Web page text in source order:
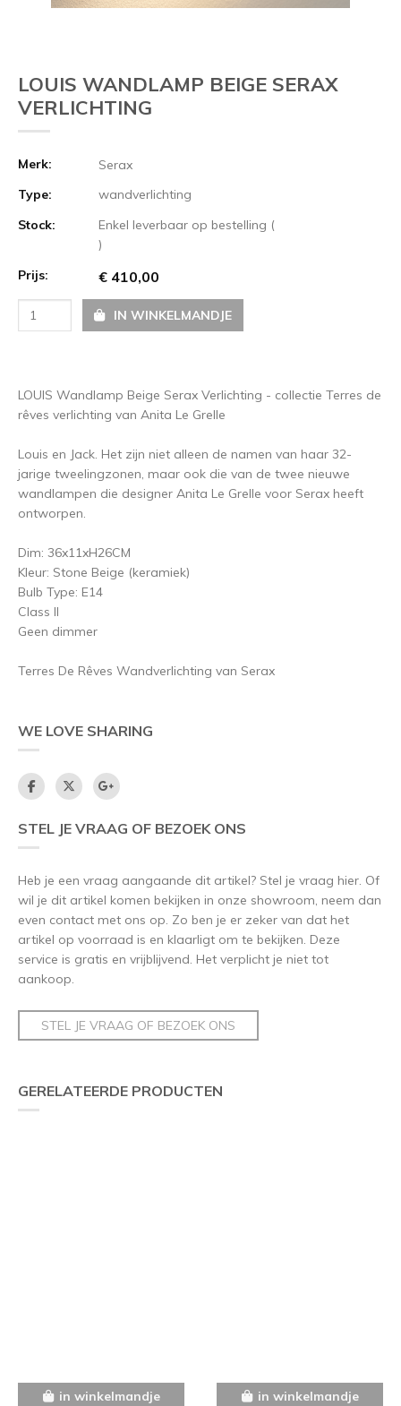
LOUIS WANDLAMP BEIGE SERAX
VERLICHTING
Merk:
Serax
Type:
wandverlichting
Stock:
Enkel leverbaar op bestelling (
)
Prijs:
€ 410,00
IN WINKELMANDJE
LOUIS Wandlamp Beige Serax Verlichting - collectie Terres de
rêves verlichting van Anita Le Grelle
Louis en Jack. Het zijn niet alleen de namen van haar 32-
jarige tweelingzonen, maar ook die van de twee nieuwe
wandlampen die designer Anita Le Grelle voor Serax heeft
ontworpen.
Dim: 36x11xH26CM
Kleur: Stone Beige (keramiek)
Bulb Type: E14
Class II
Geen dimmer
Terres De Rêves Wandverlichting van Serax
WE LOVE SHARING
STEL JE VRAAG OF BEZOEK ONS
Heb je een vraag aangaande dit artikel? Stel je vraag hier. Of
wil je dit artikel komen bekijken in onze showroom, neem dan
even contact met ons op. Zo ben je er zeker van dat het
artikel op voorraad is en klaarligt om te bekijken. Deze
service is gratis en vrijblijvend. Het verplicht je niet tot
aankoop.
STEL JE VRAAG OF BEZOEK ONS
GERELATEERDE PRODUCTEN
in winkelmandje in winkelmandje